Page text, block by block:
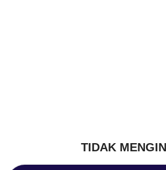
TIDAK